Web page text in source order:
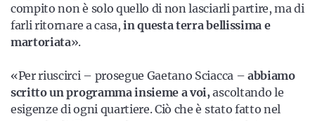
compito non è solo quello di non lasciarli partire, ma di
farli ritornare a casa,in questa terra bellissima e
martoriata».
«Per riuscirci – prosegue Gaetano Sciacca – abbiamo
scritto un programma insieme a voi, ascoltando le
esigenze di ogni quartiere. Ciò che è stato fatto nel